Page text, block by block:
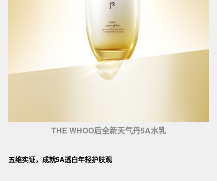
THE WHOO后全新天气丹5A水乳
五维实证，成就5A透白年轻护肤观